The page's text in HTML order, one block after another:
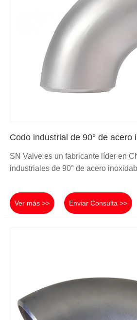
Codo industrial de 90° de acero
SN Valve es un fabricante líder en
industriales de 90° de acero
Ver más >> Enviar Consulta >>